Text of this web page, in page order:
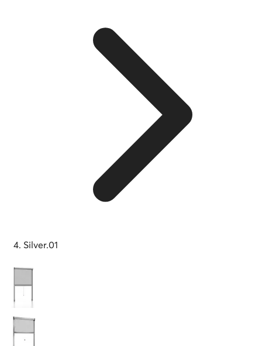
Silver.01